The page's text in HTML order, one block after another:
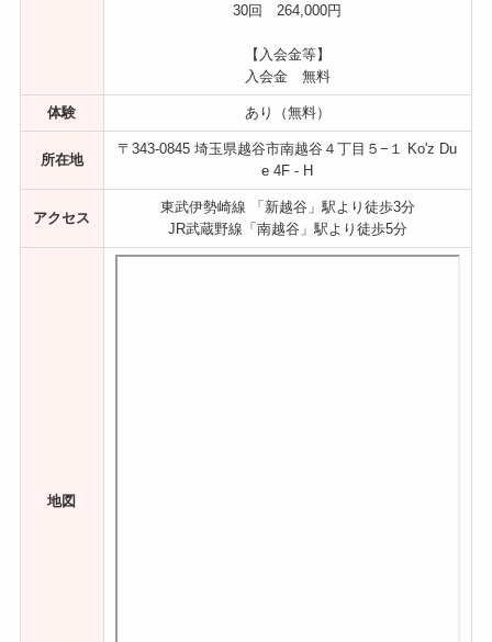
30回 264,000円
【入会金等】
入会金 無料
体験 あり（無料）
所在地
〒343-0845 埼玉県越谷市南越谷４丁目５−１ Ko'z Du
e 4F ‐ H
アクセス
東武伊勢崎線 「新越谷」駅より徒歩3分
JR武蔵野線「南越谷」駅より徒歩5分
地図